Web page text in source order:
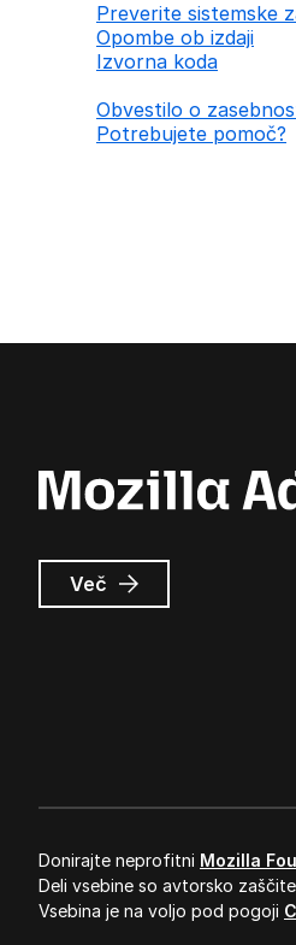
Preverite sistemske
Opombe ob izdaji
Izvorna koda
Obvestilo o
Potrebujete pomoč?
Več o
Oglasi
Donirajte neprofitni Mozilla
Deli vsebine so avtorsko
Vsebina je na voljo pod pogoji